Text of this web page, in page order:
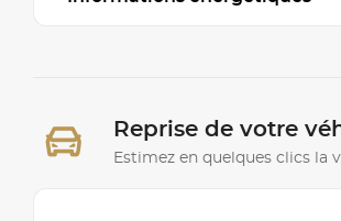
Reprise de votre
Estimez en quelques clics la